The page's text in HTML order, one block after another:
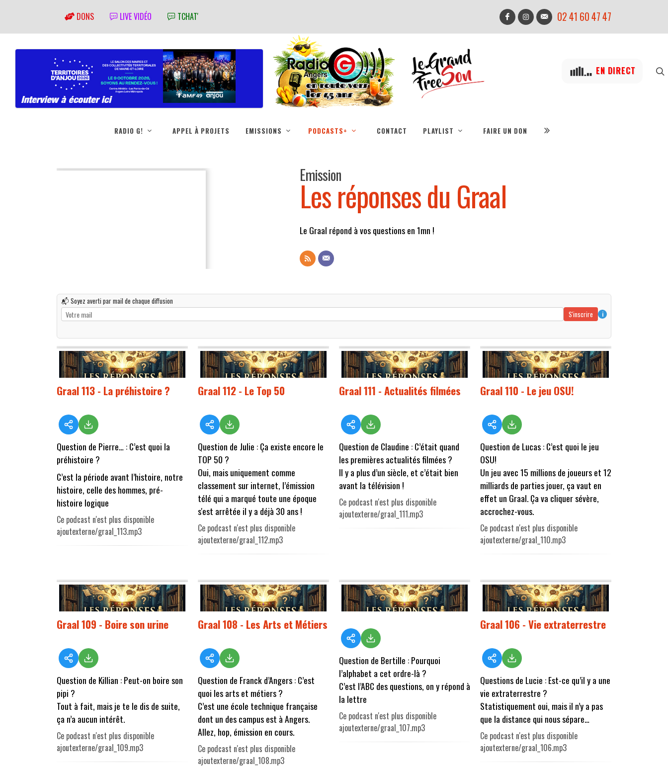
DONS LIVE VIDÉO TCHAT' 02 41 60 47 47
EN DIRECT
RADIO G! APPEL À PROJETS EMISSIONS PODCASTS+ CONTACT PLAYLIST FAIRE UN DON
Emission
Les réponses du Graal
Le Graal répond à vos questions en 1mn !
📬 Soyez averti par mail de chaque diffusion
S'inscrire
i
Graal 113 - La préhistoire ?
Question de Pierre… : C’est quoi la
préhistoire ?
C’est la période avant l’histoire, notre
histoire, celle des hommes, pré-
histoire logique
Ce podcast n'est plus disponible
ajoutexterne/graal_113.mp3
Graal 112 - Le Top 50
Question de Julie : Ça existe encore le
TOP 50 ?
Oui, mais uniquement comme
classement sur internet, l’émission
télé qui a marqué toute une époque
s'est arrêtée il y a déjà 30 ans !
Ce podcast n'est plus disponible
ajoutexterne/graal_112.mp3
Graal 111 - Actualités filmées
Question de Claudine : C’était quand
les premières actualités filmées ?
Il y a plus d’un siècle, et c’était bien
avant la télévision !
Ce podcast n'est plus disponible
ajoutexterne/graal_111.mp3
Graal 110 - Le jeu OSU!
Question de Lucas : C’est quoi le jeu
OSU!
Un jeu avec 15 millions de joueurs et 12
milliards de parties jouer, ça vaut en
effet un Graal. Ça va cliquer sévère,
accrochez-vous.
Ce podcast n'est plus disponible
ajoutexterne/graal_110.mp3
Graal 109 - Boire son urine
Question de Killian : Peut-on boire son
pipi ?
Tout à fait, mais je te le dis de suite,
ça n’a aucun intérêt.
Ce podcast n'est plus disponible
ajoutexterne/graal_109.mp3
Graal 108 - Les Arts et Métiers
Question de Franck d’Angers : C’est
quoi les arts et métiers ?
C’est une école technique française
dont un des campus est à Angers.
Allez, hop, émission en cours.
Ce podcast n'est plus disponible
ajoutexterne/graal_108.mp3
Question de Bertille : Pourquoi
l’alphabet a cet ordre-là ?
C’est l’ABC des questions, on y répond à
la lettre
Ce podcast n'est plus disponible
ajoutexterne/graal_107.mp3
Graal 106 - Vie extraterrestre
Questions de Lucie : Est-ce qu’il y a une
vie extraterrestre ?
Statistiquement oui, mais il n’y a pas
que la distance qui nous sépare…
Ce podcast n'est plus disponible
ajoutexterne/graal_106.mp3